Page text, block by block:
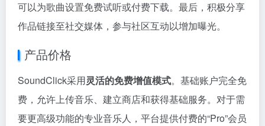
可以为歌曲设置免费试听或付费下载。最后，积极分享
作品链接至社交媒体，参与社区互动以增加曝光。
产品价格
SoundClick采用灵活的免费增值模式。基础账户完全免
费，允许上传音乐、建立商店和获得基础服务。对于需
要更高级功能的专业音乐人，平台提供付费的“Pro”会员